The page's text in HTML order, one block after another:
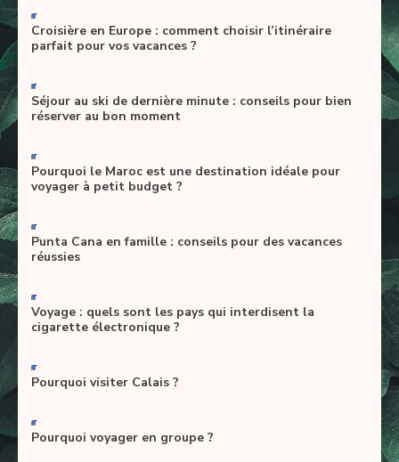
-
Croisière en Europe : comment choisir l’itinéraire
parfait pour vos vacances ?
-
Séjour au ski de dernière minute : conseils pour bien
réserver au bon moment
-
Pourquoi le Maroc est une destination idéale pour
voyager à petit budget ?
-
Punta Cana en famille : conseils pour des vacances
réussies
-
Voyage : quels sont les pays qui interdisent la
cigarette électronique ?
-
Pourquoi visiter Calais ?
-
Pourquoi voyager en groupe ?